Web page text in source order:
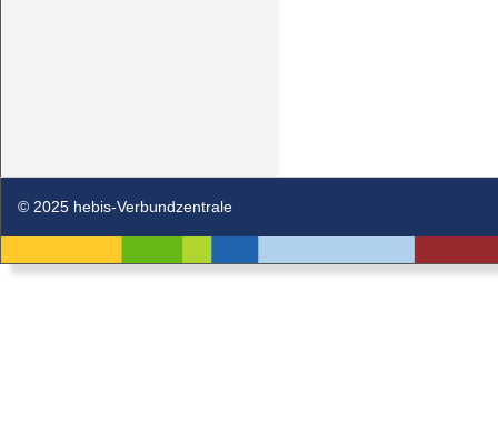
© 2025 hebis-Verbundzentrale